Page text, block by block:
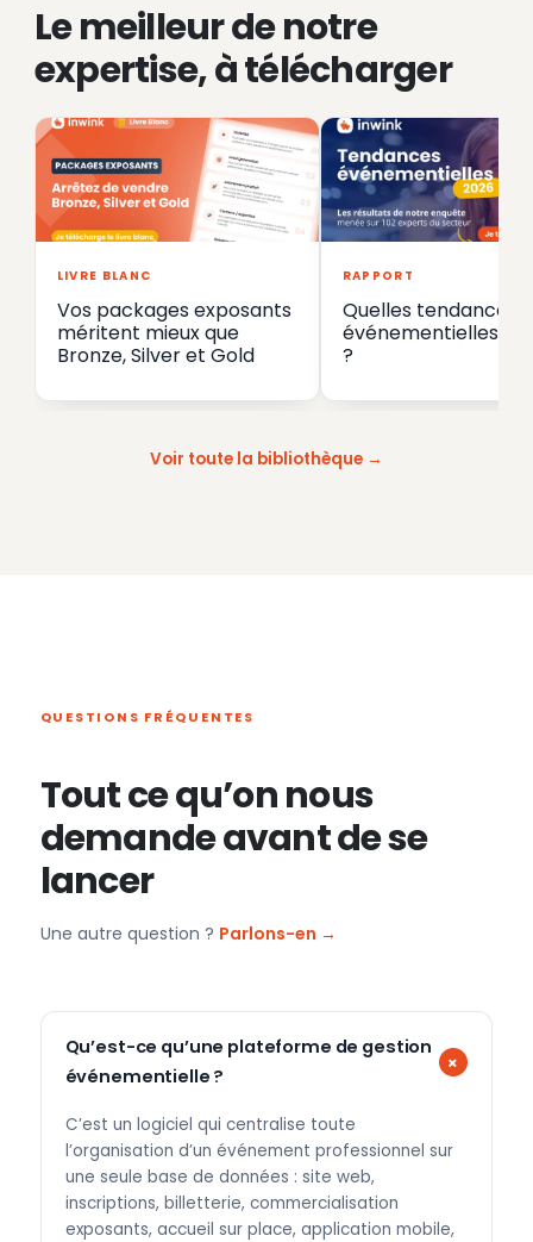
Le meilleur de notre
expertise, à télécharger
LIVRE BLANC
Vos packages exposants
méritent mieux que
Bronze, Silver et Gold
RAPPORT
Quelles tendances
événementielles en
?
Voir toute la bibliothèque
QUESTIONS FRÉQUENTES
Tout ce qu’on nous
demande avant de se
lancer
Une autre question ? Parlons-en →
Qu’est-ce qu’une plateforme de gestion
événementielle ?
C’est un logiciel qui centralise toute
l’organisation d’un événement professionnel sur
une seule base de données : site web,
inscriptions, billetterie, commercialisation
exposants, accueil sur place, application mobile,